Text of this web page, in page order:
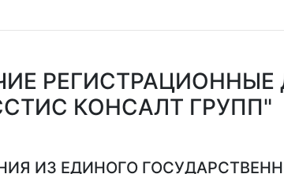
КОНСАЛТ ГРУПП"
ИЗ ЕДИНОГО